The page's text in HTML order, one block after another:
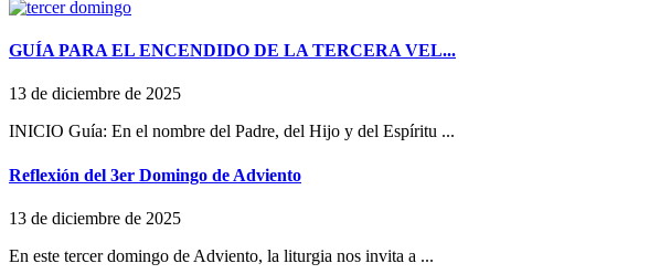
GUÍA PARA EL ENCENDIDO DE LA TERCERA VEL...
13 de diciembre de 2025
INICIO Guía: En el nombre del Padre, del Hijo y del Espíritu ...
Reflexión del 3er Domingo de Adviento
13 de diciembre de 2025
En este tercer domingo de Adviento, la liturgia nos invita a ...